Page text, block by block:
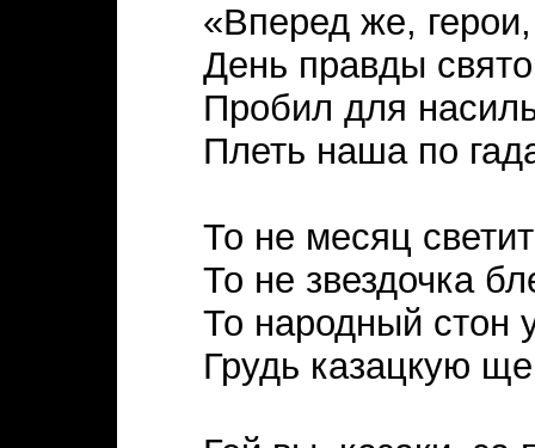
«Вперед же,
День правды
Пробил для
Плеть наша по
То не месяц
То не звездочка
То народный стон
Грудь казацкую